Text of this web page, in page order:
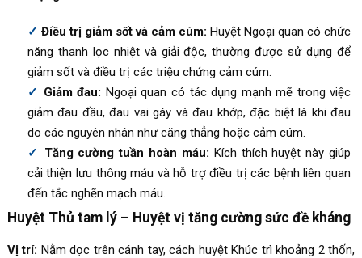
Điều trị giảm sốt và cảm cúm: Huyệt Ngoại quan có chức
năng thanh lọc nhiệt và giải độc, thường được sử dụng để
giảm sốt và điều trị các triệu chứng cảm cúm.
Giảm đau: Ngoại quan có tác dụng mạnh mẽ trong việc
giảm đau đầu, đau vai gáy và đau khớp, đặc biệt là khi đau
do các nguyên nhân như căng thẳng hoặc cảm cúm.
Tăng cường tuần hoàn máu: Kích thích huyệt này giúp
cải thiện lưu thông máu và hỗ trợ điều trị các bệnh liên quan
đến tắc nghẽn mạch máu.
Huyệt Thủ tam lý – Huyệt vị tăng cường sức đề kháng
Vị trí: Nằm dọc trên cánh tay, cách huyệt Khúc trì khoảng 2 thốn,